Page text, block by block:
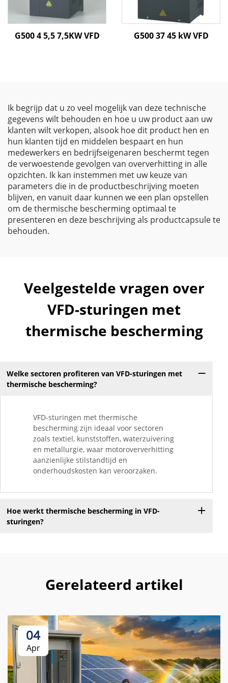
G500 4 5,5 7,5KW VFD G500 37 45 kW VFD
Ik begrijp dat u zo veel mogelijk van deze technische
gegevens wilt behouden en hoe u uw product aan uw
klanten wilt verkopen, alsook hoe dit product hen en
hun klanten tijd en middelen bespaart en hun
medewerkers en bedrijfseigenaren beschermt tegen
de verwoestende gevolgen van oververhitting in alle
opzichten. Ik kan instemmen met uw keuze van
parameters die in de productbeschrijving moeten
blijven, en vanuit daar kunnen we een plan opstellen
om de thermische bescherming optimaal te
presenteren en deze beschrijving als productcapsule te
behouden.
Veelgestelde vragen over
VFD-sturingen met
thermische bescherming
Welke sectoren profiteren van VFD-sturingen met
thermische bescherming?
VFD-sturingen met thermische
bescherming zijn ideaal voor sectoren
zoals textiel, kunststoffen, waterzuivering
en metallurgie, waar motoroververhitting
aanzienlijke stilstandtijd en
onderhoudskosten kan veroorzaken.
Hoe werkt thermische bescherming in VFD-
sturingen?
Gerelateerd artikel
04
Apr